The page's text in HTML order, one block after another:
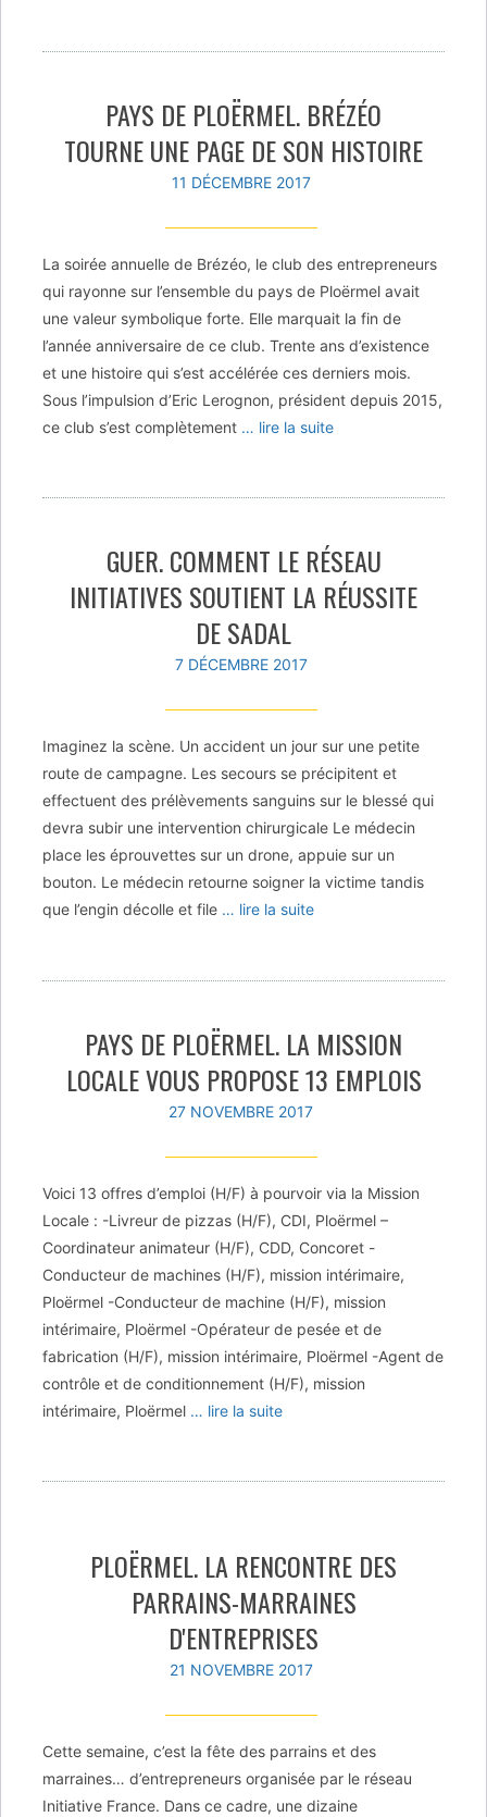
PAYS DE PLOËRMEL. BRÉZÉO
TOURNE UNE PAGE DE SON HISTOIRE
11 DÉCEMBRE 2017
La soirée annuelle de Brézéo, le club des entrepreneurs
qui rayonne sur l’ensemble du pays de Ploërmel avait
une valeur symbolique forte. Elle marquait la fin de
l’année anniversaire de ce club. Trente ans d’existence
et une histoire qui s’est accélérée ces derniers mois.
Sous l’impulsion d’Eric Lerognon, président depuis 2015,
ce club s’est complètement … lire la suite
GUER. COMMENT LE RÉSEAU
INITIATIVES SOUTIENT LA RÉUSSITE
DE SADAL
7 DÉCEMBRE 2017
Imaginez la scène. Un accident un jour sur une petite
route de campagne. Les secours se précipitent et
effectuent des prélèvements sanguins sur le blessé qui
devra subir une intervention chirurgicale Le médecin
place les éprouvettes sur un drone, appuie sur un
bouton. Le médecin retourne soigner la victime tandis
que l’engin décolle et file … lire la suite
PAYS DE PLOËRMEL. LA MISSION
LOCALE VOUS PROPOSE 13 EMPLOIS
27 NOVEMBRE 2017
Voici 13 offres d’emploi (H/F) à pourvoir via la Mission
Locale : -Livreur de pizzas (H/F), CDI, Ploërmel –
Coordinateur animateur (H/F), CDD, Concoret -
Conducteur de machines (H/F), mission intérimaire,
Ploërmel -Conducteur de machine (H/F), mission
intérimaire, Ploërmel -Opérateur de pesée et de
fabrication (H/F), mission intérimaire, Ploërmel -Agent de
contrôle et de conditionnement (H/F), mission
intérimaire, Ploërmel … lire la suite
PLOËRMEL. LA RENCONTRE DES
PARRAINS-MARRAINES
D'ENTREPRISES
21 NOVEMBRE 2017
Cette semaine, c’est la fête des parrains et des
marraines… d’entrepreneurs organisée par le réseau
Initiative France. Dans ce cadre, une dizaine